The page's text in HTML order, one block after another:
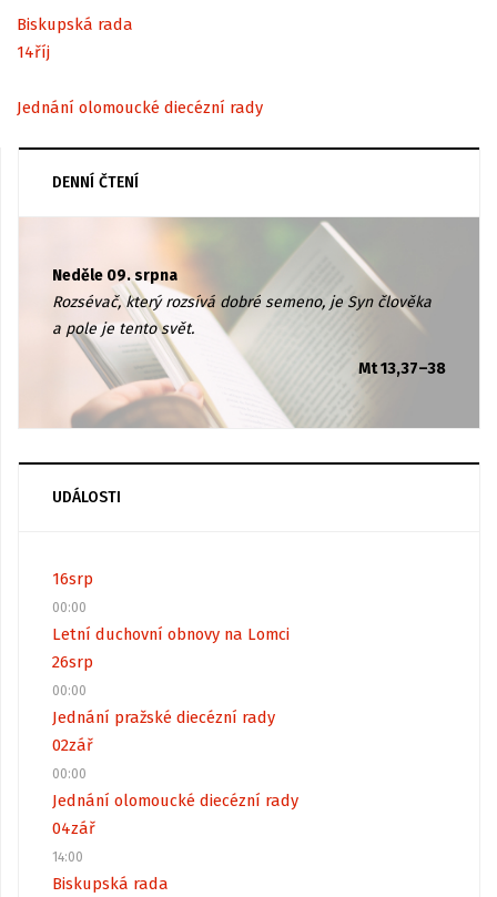
Biskupská rada
14říj
Jednání olomoucké diecézní rady
DENNÍ ČTENÍ
Neděle 09. srpna
Rozsévač, který rozsívá dobré semeno, je Syn člověka
a pole je tento svět.
Mt 13,37–38
UDÁLOSTI
16srp
00:00
Letní duchovní obnovy na Lomci
26srp
00:00
Jednání pražské diecézní rady
02zář
00:00
Jednání olomoucké diecézní rady
04zář
14:00
Biskupská rada